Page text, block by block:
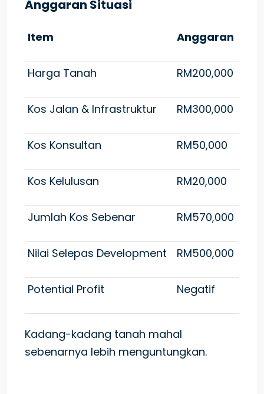
Anggaran Situasi
Item Anggaran
Harga Tanah RM200,000
Kos Jalan & Infrastruktur RM300,000
Kos Konsultan RM50,000
Kos Kelulusan RM20,000
Jumlah Kos Sebenar RM570,000
Nilai Selepas Development RM500,000
Potential Profit Negatif
Kadang-kadang tanah mahal
sebenarnya lebih menguntungkan.